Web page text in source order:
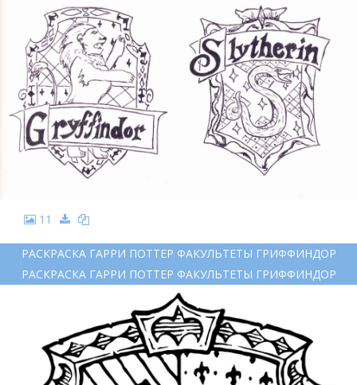
11
РАСКРАСКА ГАРРИ ПОТТЕР ФАКУЛЬТЕТЫ ГРИФФИНДОР
РАСКРАСКА ГАРРИ ПОТТЕР ФАКУЛЬТЕТЫ ГРИФФИНДОР